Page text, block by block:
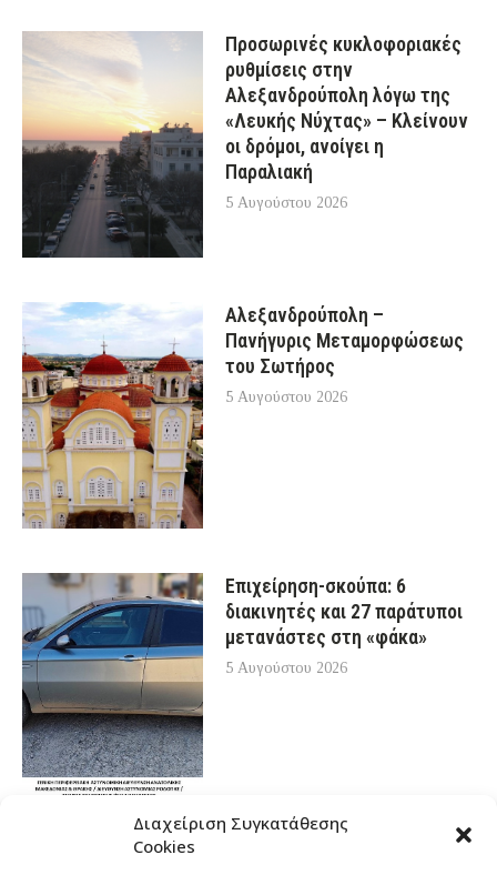
Διαχείριση Συγκατάθεσης
Cookies
Προσωρινές κυκλοφοριακές
ρυθμίσεις στην
Αλεξανδρούπολη λόγω της
«Λευκής Νύχτας» – Κλείνουν
οι δρόμοι, ανοίγει η
Παραλιακή
5 Αυγούστου 2026
Αλεξανδρούπολη –
Πανήγυρις Μεταμορφώσεως
του Σωτήρος
5 Αυγούστου 2026
Επιχείρηση-σκούπα: 6
διακινητές και 27 παράτυποι
μετανάστες στη «φάκα»
5 Αυγούστου 2026